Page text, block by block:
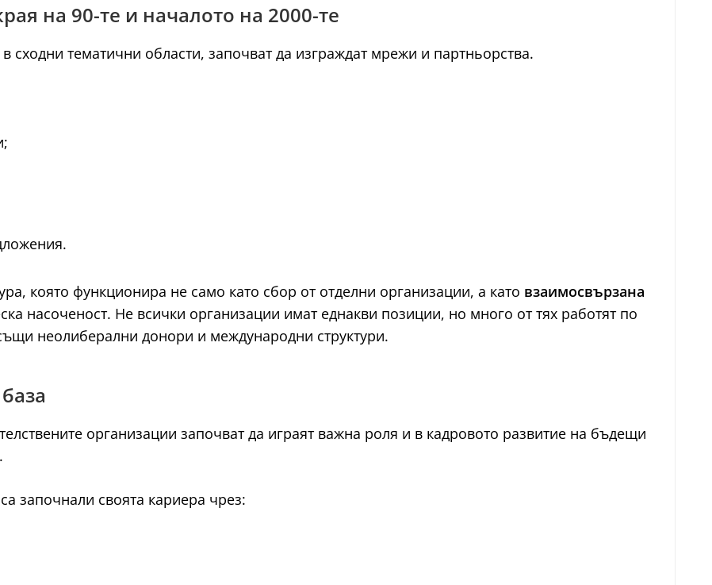
на 90-те и началото на 2000-те
сходни тематични области, започват да изграждат мрежи и партньорства.
която функционира не само като сбор от отделни организации, а като взаимосвързана
насоченост. Не всички организации имат еднакви позиции, но много от тях работят по
неолиберални донори и международни структури.
организации започват да играят важна роля и в кадровото развитие на бъдещи
започнали своята кариера чрез: